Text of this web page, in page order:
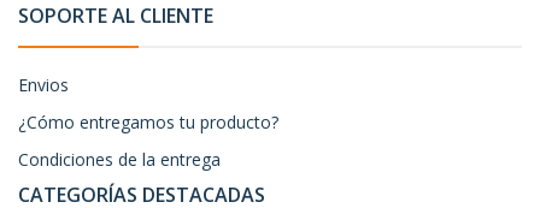
SOPORTE AL CLIENTE
Envios
¿Cómo entregamos tu producto?
Condiciones de la entrega
CATEGORÍAS DESTACADAS